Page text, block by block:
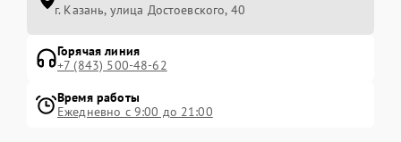
г. Казань, улица Достоевского, 40
Горячая линия
+7 (843) 500-48-62
Время работы
Ежедневно с 9:00 до 21:00